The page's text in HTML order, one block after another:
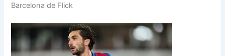
Barcelona de Flick